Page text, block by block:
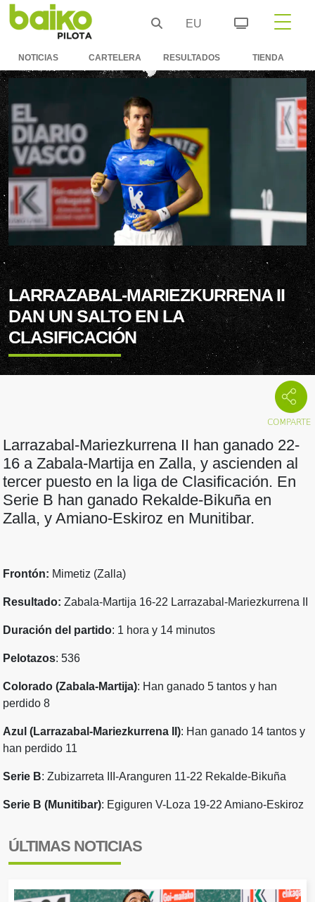
EU
NOTICIAS CARTELERA RESULTADOS TIENDA
LARRAZABAL-MARIEZKURRENA II
DAN UN SALTO EN LA
CLASIFICACIÓN
Larrazabal-Mariezkurrena II han ganado 22-
16 a Zabala-Martija en Zalla, y ascienden al
tercer puesto en la liga de Clasificación. En
Serie B han ganado Rekalde-Bikuña en
Zalla, y Amiano-Eskiroz en Munitibar.
Frontón: Mimetiz (Zalla)
Resultado: Zabala-Martija 16-22 Larrazabal-Mariezkurrena II
Duración del partido: 1 hora y 14 minutos
Pelotazos: 536
Colorado (Zabala-Martija): Han ganado 5 tantos y han
perdido 8
Azul (Larrazabal-Mariezkurrena II): Han ganado 14 tantos y
han perdido 11
Serie B: Zubizarreta III-Aranguren 11-22 Rekalde-Bikuña
Serie B (Munitibar): Egiguren V-Loza 19-22 Amiano-Eskiroz
ÚLTIMAS NOTICIAS